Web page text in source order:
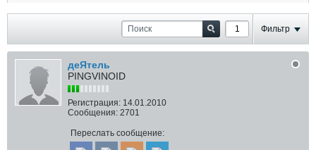
Фильтр
деЯтель
PINGVINOID
Регистрация: 14.01.2010
Сообщения: 2701
Переслать сообщение: